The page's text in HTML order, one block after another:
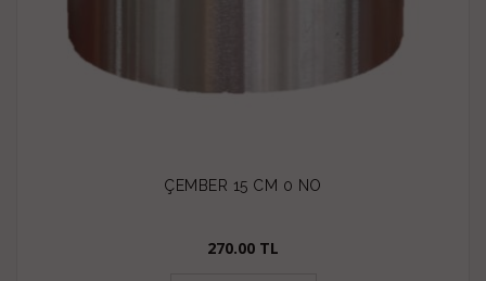
ÇEMBER 15 CM 0 NO
270.00 TL